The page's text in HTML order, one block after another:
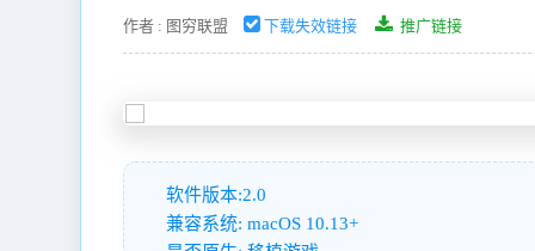
作者 : 图穷联盟 下载失效链接 推广链接
软件版本:2.0
兼容系统: macOS 10.13+